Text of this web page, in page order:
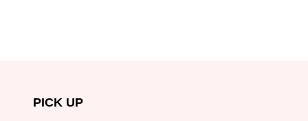
PICK UP